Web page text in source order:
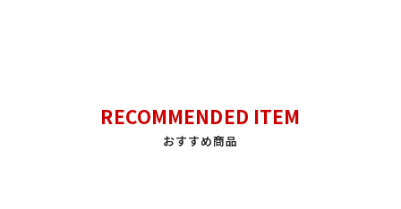
RECOMMENDED ITEM
おすすめ商品